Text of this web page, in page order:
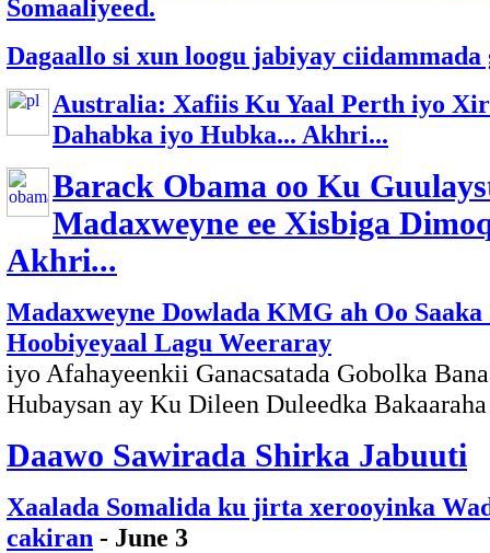
Somaaliyeed.
Dagaallo si xun loogu jabiyay ciidammada
Australia: Xafiis Ku Yaal Perth iyo
Dahabka iyo Hubka... Akhri...
Barack Obama oo Ku
Madaxweyne ee Xisbiga
Akhri...
Madaxweyne Dowlada KMG ah Oo
Hoobiyeyaal Lagu Weeraray
iyo Afahayeenkii Ganacsatada Gobolka
Hubaysan ay Ku Dileen Duleedka
Daawo Sawirada Shirka Jabuuti
Xaalada Somalida ku jirta xerooyinka
cakiran - June 3